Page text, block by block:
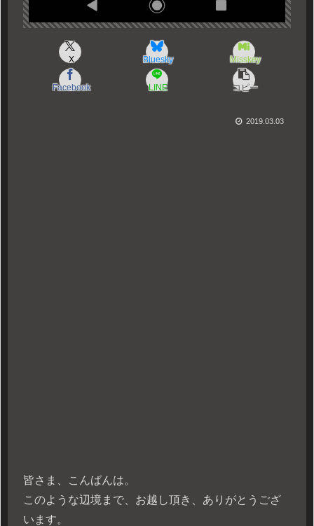
X Bluesky Misskey
Facebook LINE コピー
2019.03.03
皆さま、こんばんは。
このような辺境まで、お越し頂き、ありがとうござ
います。